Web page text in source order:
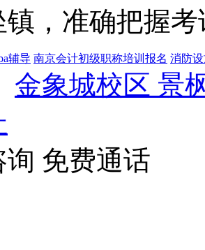
镇，准确把握
辅导 南京会计初级职称培训报名 消防
金象城校区 景
询 免费通话